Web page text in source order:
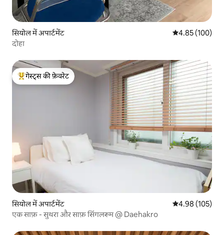
सियोल में अपार्टमेंट औसत रेटिंग 5 में से
4.85 (100)
दोहा
गेस्ट्स का टॉप फ़ेवरेट
गेस्ट्स की फ़ेवरेट
सियोल में अपार्टमेंट औसत रेटिंग 5 में से
4.98 (105)
एक साफ़ - सुथरा और साफ़ सिंगलरूम @ Daehakro